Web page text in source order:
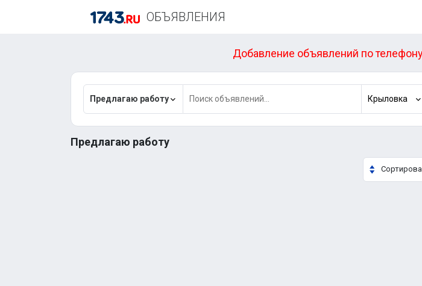
ОБЪЯВЛЕНИЯ
Добавление объявлений по
Предлагаю работу Крыловка
Предлагаю работу